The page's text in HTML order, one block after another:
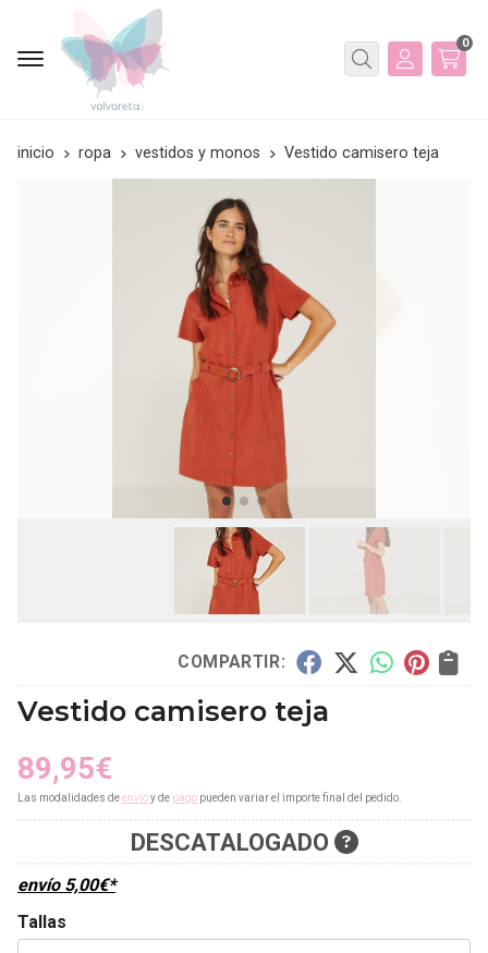
Buscar
0
inicio ropa vestidos y monos Vestido camisero teja
COMPARTIR:
Vestido camisero teja
89,95€
Las modalidades deenvíoy de pago pueden variar el importe final del pedido.
DESCATALOGADO
envío 5,00€*
Tallas